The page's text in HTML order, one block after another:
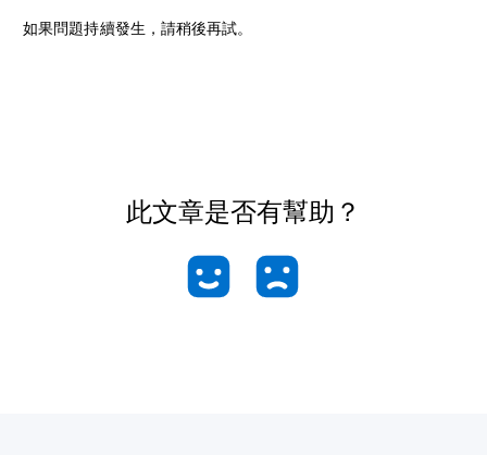
如果問題持續發生，請稍後再試。
此文章是否有幫助？